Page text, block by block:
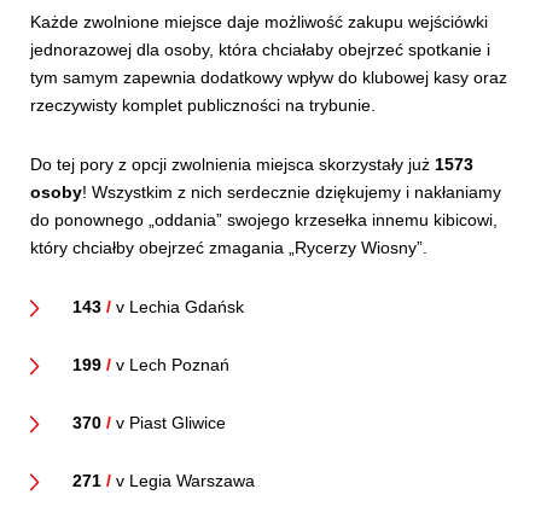
Każde zwolnione miejsce daje możliwość zakupu wejściówki
jednorazowej dla osoby, która chciałaby obejrzeć spotkanie i
tym samym zapewnia dodatkowy wpływ do klubowej kasy oraz
rzeczywisty komplet publiczności na trybunie.
Do tej pory z opcji zwolnienia miejsca skorzystały już 1573
osoby! Wszystkim z nich serdecznie dziękujemy i nakłaniamy
do ponownego „oddania” swojego krzesełka innemu kibicowi,
który chciałby obejrzeć zmagania „Rycerzy Wiosny”.
143 / v Lechia Gdańsk
199 / v Lech Poznań
370 / v Piast Gliwice
271 / v Legia Warszawa